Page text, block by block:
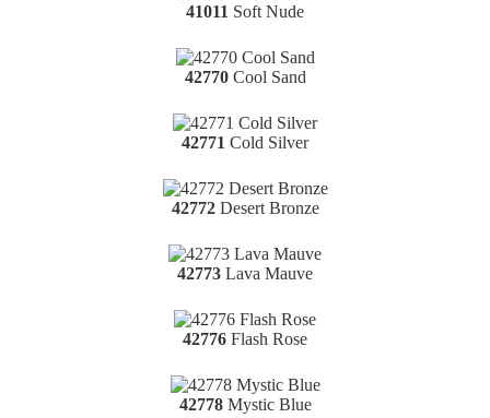
41011 Soft Nude
42770 Cool Sand
42771 Cold Silver
42772 Desert Bronze
42773 Lava Mauve
42776 Flash Rose
42778 Mystic Blue